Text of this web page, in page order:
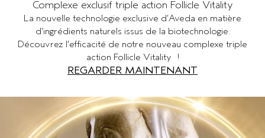
Complexe exclusif triple action Follicle Vitality
La nouvelle technologie exclusive d’Aveda en matière
d’ingrédients naturels issus de la biotechnologie.
Découvrez l’efficacité de notre nouveau complexe triple
action Follicle Vitality !
REGARDER MAINTENANT